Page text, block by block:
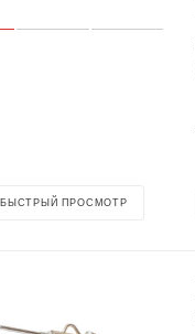
БЫСТРЫЙ ПРОСМОТР